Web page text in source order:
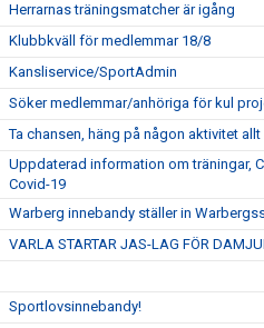
Herrarnas träningsmatcher är igång
Klubbkväll för medlemmar 18/8
Kansliservice/SportAdmin
Söker medlemmar/anhöriga för kul
Ta chansen, häng på någon aktivitet
Uppdaterad information om träningar,
Covid-19
Warberg innebandy ställer in
VARLA STARTAR JAS-LAG FÖR
Sportlovsinnebandy!